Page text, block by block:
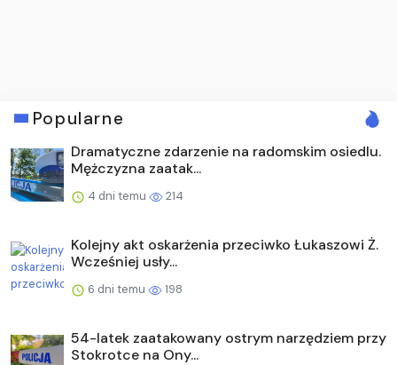
Popularne
Dramatyczne zdarzenie na radomskim osiedlu.
Mężczyzna zaatak...
4 dni temu 214
Kolejny akt oskarżenia przeciwko Łukaszowi Ż.
Wcześniej usły...
6 dni temu 198
54-latek zaatakowany ostrym narzędziem przy
Stokrotce na Ony...